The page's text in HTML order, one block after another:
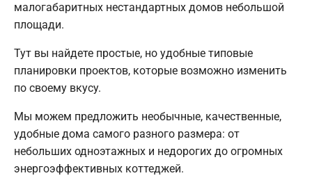
малогабаритных нестандартных домов небольшой
площади.
Тут вы найдете простые, но удобные типовые
планировки проектов, которые возможно изменить
по своему вкусу.
Мы можем предложить необычные, качественные,
удобные дома самого разного размера: от
небольших одноэтажных и недорогих до огромных
энергоэффективных коттеджей.